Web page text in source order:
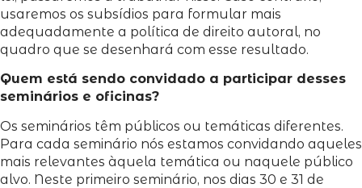
usaremos os subsídios para formular mais
adequadamente a política de direito autoral, no
quadro que se desenhará com esse resultado.
Quem está sendo convidado a participar desses
seminários e oficinas?
Os seminários têm públicos ou temáticas diferentes.
Para cada seminário nós estamos convidando aqueles
mais relevantes àquela temática ou naquele público
alvo. Neste primeiro seminário, nos dias 30 e 31 de